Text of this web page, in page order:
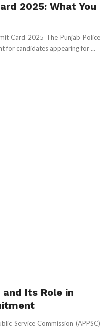
2025: What You
Card 2025 The Punjab Police
for candidates appearing for ...
and Its Role in
Service Commission (APPSC)